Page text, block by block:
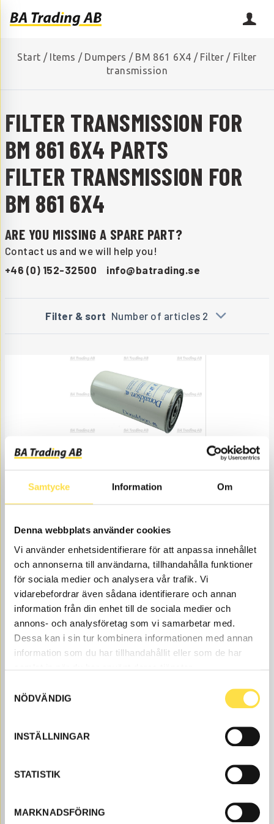
Samtycke Information Om
Denna webbplats använder cookies
Vi använder enhetsidentifierare för att anpassa innehållet
och annonserna till användarna, tillhandahålla funktioner
för sociala medier och analysera vår trafik. Vi
vidarebefordrar även sådana identifierare och annan
information från din enhet till de sociala medier och
annons- och analysföretag som vi samarbetar med.
Dessa kan i sin tur kombinera informationen med annan
information som du har tillhandahållit eller som de har
NÖDVÄNDIG
INSTÄLLNINGAR
STATISTIK
MARKNADSFÖRING
Start / Items / Dumpers / BM 861 6X4 / Filter / Filter
transmission
FILTER TRANSMISSION FOR
BM 861 6X4 PARTS
FILTER TRANSMISSION FOR
BM 861 6X4
ARE YOU MISSING A SPARE PART?
Contact us and we will help you!
+46 (0) 152-32500
info@batrading.se
Filter & sort Number of articles 2
FILTER CARTRIDGE
FI923
no.
Service exchange interval 1000h.
Seal included.
Price, VAT excl.
245.00
Web stock NEEDED
BUY
STRAINER
Åtgår1
298.00 BUY
Filter transmission to BM 861 6X4 dumpers are